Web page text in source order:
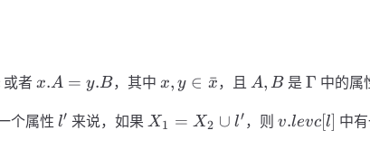
或者 x.A=y.B
x.A = y.B，其中x,y \in
x, y ∈ x
ˉ，且 A,B
A, B是 Γ 中的属
个属性 l'
l′ 来说，如果X_1
X1 = X2 ∪ l′，则 v.levc
v.levc[l] 中